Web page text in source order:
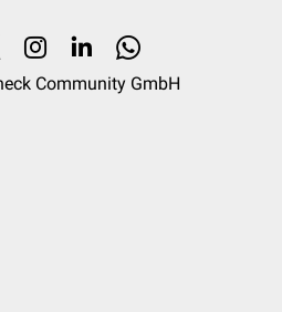
Community GmbH